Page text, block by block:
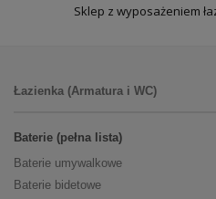
Sklep z wyposażeniem
Łazienka (Armatura i WC)
Baterie (pełna lista)
Baterie umywalkowe
Baterie bidetowe